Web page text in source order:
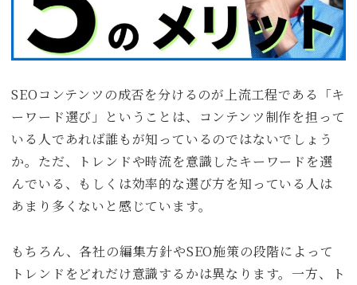
SEOコンテンツの成否を分けるのが上流工程である「キ
ーワード選び」ということは、コンテンツ制作を担って
いる人であれば誰もが知っているのではないでしょう
か。ただ、トレンドや時流を意識したキーワードを選
んでいる、もしくは効率的な選び方を知っている人は
あまり多くないと感じています。
もちろん、各社の編集方針やSEO施策の段階によって
トレンドをどれだけ意識するかは異なります。一方、ト